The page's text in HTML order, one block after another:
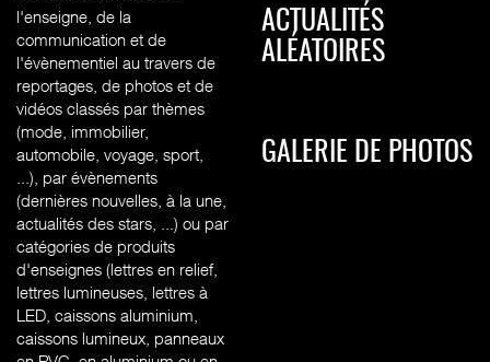
l'enseigne, de la
communication et de
l'évènementiel au travers de
reportages, de photos et de
vidéos classés par thèmes
(mode, immobilier,
automobile, voyage, sport,
...), par évènements
(dernières nouvelles, à la une,
actualités des stars, ...) ou par
catégories de produits
d'enseignes (lettres en relief,
lettres lumineuses, lettres à
LED, caissons aluminium,
caissons lumineux, panneaux
ACTUALITÉS
ALÉATOIRES
GALERIE DE PHOTOS